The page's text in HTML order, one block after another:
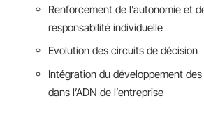
Renforcement de l’autonomie et
responsabilité individuelle
Evolution des circuits de décision
Intégration du développement
dans l’ADN de l’entreprise